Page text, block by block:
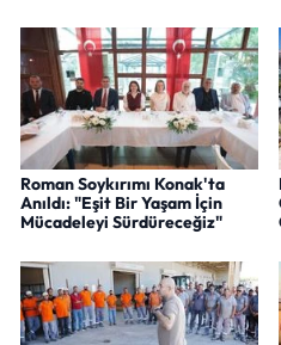
Roman Soykırımı Konak'ta
Anıldı: "Eşit Bir Yaşam İçin
Mücadeleyi Sürdüreceğiz"